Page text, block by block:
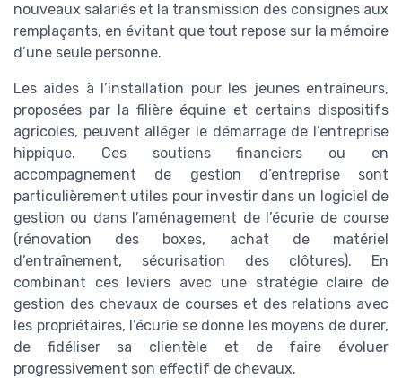
nouveaux salariés et la transmission des consignes aux
remplaçants, en évitant que tout repose sur la mémoire
d’une seule personne.
Les aides à l’installation pour les jeunes entraîneurs,
proposées par la filière équine et certains dispositifs
agricoles, peuvent alléger le démarrage de l’entreprise
hippique. Ces soutiens financiers ou en
accompagnement de gestion d’entreprise sont
particulièrement utiles pour investir dans un logiciel de
gestion ou dans l’aménagement de l’écurie de course
(rénovation des boxes, achat de matériel
d’entraînement, sécurisation des clôtures). En
combinant ces leviers avec une stratégie claire de
gestion des chevaux de courses et des relations avec
les propriétaires, l’écurie se donne les moyens de durer,
de fidéliser sa clientèle et de faire évoluer
progressivement son effectif de chevaux.